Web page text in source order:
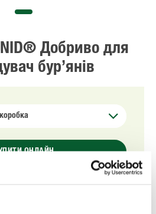
Добриво для
бур’янів
ОНЛАЙН